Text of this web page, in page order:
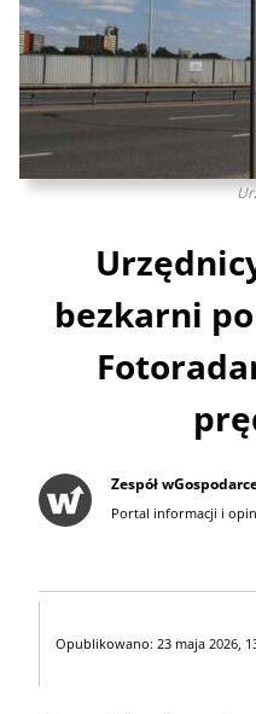
bezkarni
Zespół
Portal informacji i
Opublikowano: 23 maja 2026,